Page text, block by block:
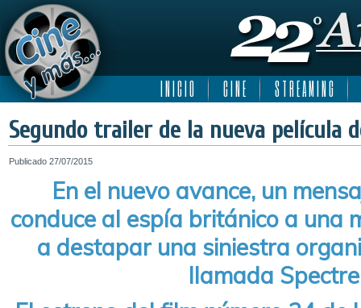
I N I C I O C I N E S T R E A M I N G
Segundo trailer de la nueva película
Publicado 27/07/2015
En el nuevo avance, un
conduce al espía británico a una
a destapar una siniestra
llamada Spectre